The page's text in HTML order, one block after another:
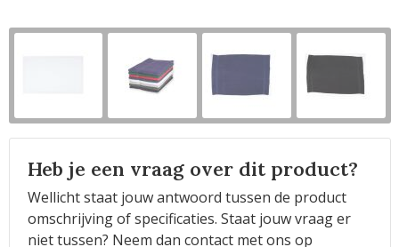
Heb je een vraag over dit product?
Wellicht staat jouw antwoord tussen de product
omschrijving of specificaties. Staat jouw vraag er
niet tussen? Neem dan contact met ons op